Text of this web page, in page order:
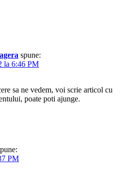
spune:
la 6:46 PM
sa ne vedem, voi scrie articol cu
poate poti ajunge.
PM